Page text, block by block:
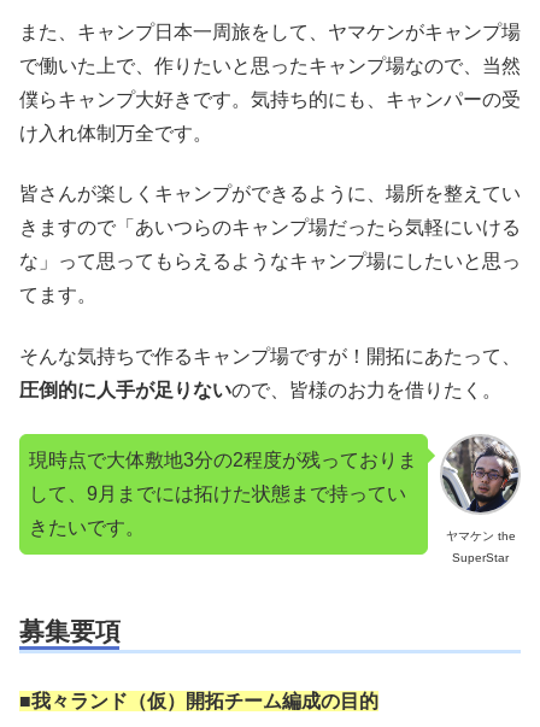
また、キャンプ日本一周旅をして、ヤマケンがキャンプ場
で働いた上で、作りたいと思ったキャンプ場なので、当然
僕らキャンプ大好きです。気持ち的にも、キャンパーの受
け入れ体制万全です。
皆さんが楽しくキャンプができるように、場所を整えてい
きますので「あいつらのキャンプ場だったら気軽にいける
な」って思ってもらえるようなキャンプ場にしたいと思っ
てます。
そんな気持ちで作るキャンプ場ですが！開拓にあたって、
圧倒的に人手が足りないので、皆様のお力を借りたく。
ヤマケン the
SuperStar
現時点で大体敷地3分の2程度が残っておりま
して、9月までには拓けた状態まで持ってい
きたいです。
募集要項
■我々ランド（仮）開拓チーム編成の目的